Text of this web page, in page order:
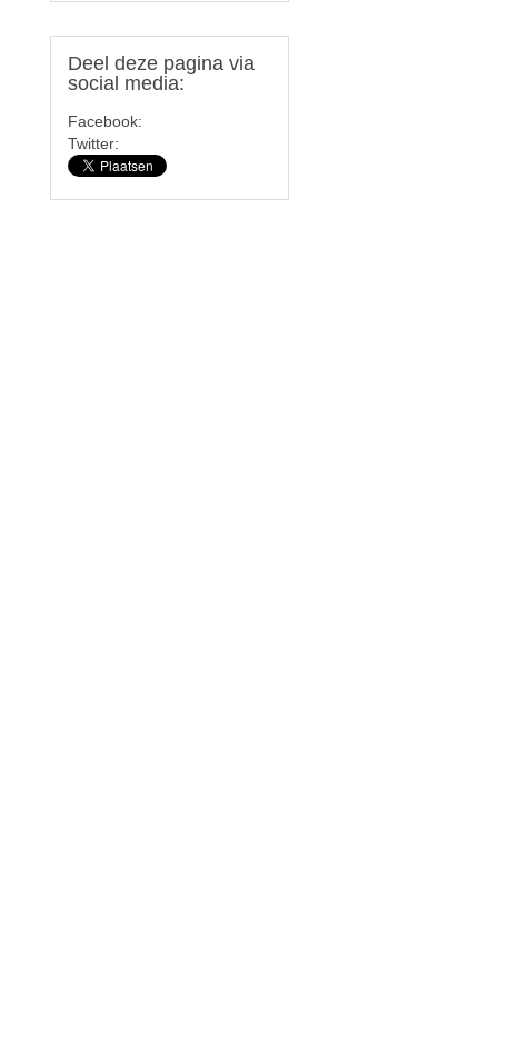
Deel deze pagina via
social media:
Facebook:
Twitter: